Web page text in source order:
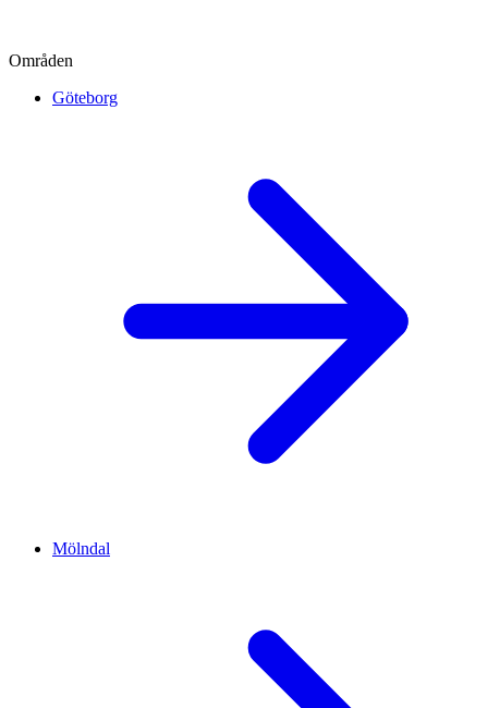
Områden
Göteborg
Mölndal